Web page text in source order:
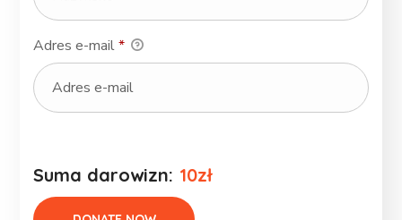
Adres e-mail*
Suma darowizn: 10zł